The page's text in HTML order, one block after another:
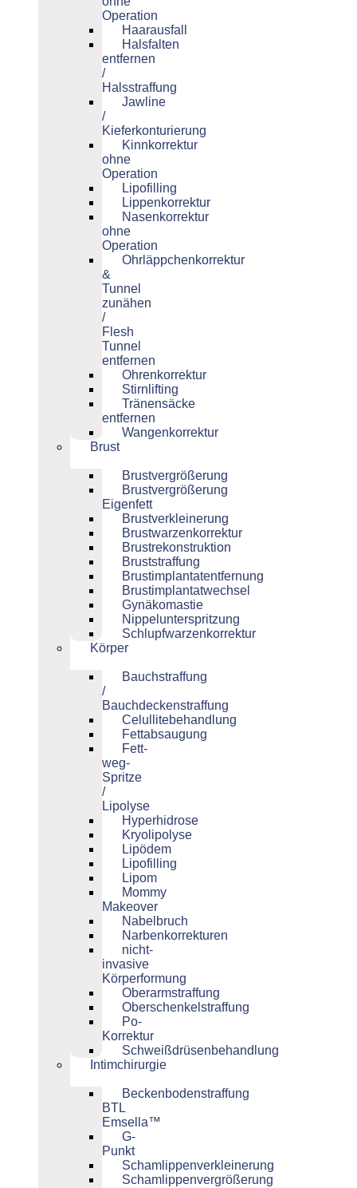
Operation
Haarausfall
Halsfalten
entfernen
/
Halsstraffung
Jawline
/
Kieferkonturierung
Kinnkorrektur
ohne
Operation
Lipofilling
Lippenkorrektur
Nasenkorrektur
ohne
Operation
Ohrläppchenkorrektur
&
Tunnel
zunähen
/
Flesh
Tunnel
entfernen
Ohrenkorrektur
Stirnlifting
Tränensäcke
entfernen
Wangenkorrektur
Brust
Brustvergrößerung
Brustvergrößerung
Eigenfett
Brustverkleinerung
Brustwarzenkorrektur
Brustrekonstruktion
Bruststraffung
Brustimplantatentfernung
Brustimplantatwechsel
Gynäkomastie
Nippelunterspritzung
Schlupfwarzenkorrektur
Körper
Bauchstraffung
/
Bauchdeckenstraffung
Celullitebehandlung
Fettabsaugung
Fett-
weg-
Spritze
/
Lipolyse
Hyperhidrose
Kryolipolyse
Lipödem
Lipofilling
Lipom
Mommy
Makeover
Nabelbruch
Narbenkorrekturen
nicht-
invasive
Körperformung
Oberarmstraffung
Oberschenkelstraffung
Po-
Korrektur
Schweißdrüsenbehandlung
Intimchirurgie
Beckenbodenstraffung
BTL
Emsella™
G-
Punkt
Schamlippenverkleinerung
Schamlippenvergrößerung